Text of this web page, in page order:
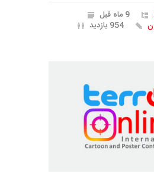
9 ماه قبل
954 بازدید